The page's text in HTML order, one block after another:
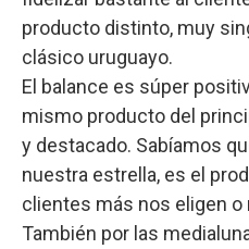
producto distinto, muy
clásico uruguayo.
El balance es súper
mismo producto del
y destacado. Sabíamos
nuestra estrella, es el
clientes más nos eligen
También por las